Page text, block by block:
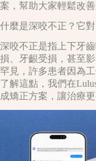
案，幫助大家輕鬆改
什麼是深咬不正？它
深咬不正是指上下牙
損、牙齦受損，甚至
罕見，許多患者因為
了解這點，我們在
成矯正方案，讓治療